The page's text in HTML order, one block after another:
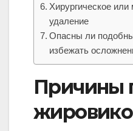
Хирургическое
удаление
Опасны ли
избежать
Причины